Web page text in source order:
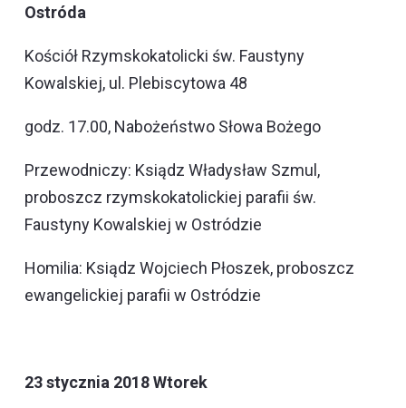
Ostróda
Kościół Rzymskokatolicki św. Faustyny
Kowalskiej, ul. Plebiscytowa 48
godz. 17.00, Nabożeństwo Słowa Bożego
Przewodniczy: Ksiądz Władysław Szmul,
proboszcz rzymskokatolickiej parafii św.
Faustyny Kowalskiej w Ostródzie
Homilia: Ksiądz Wojciech Płoszek, proboszcz
ewangelickiej parafii w Ostródzie
23 stycznia 2018 Wtorek